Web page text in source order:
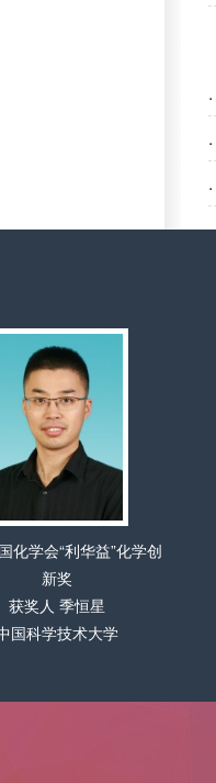
.
.
.
国化学会-赢创化学创
新奖
获奖人 杨振忠
国科学院化学研究所